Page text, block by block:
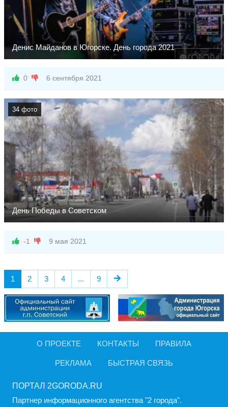
Денис Майданов в Югорске. День города 2021
0 6 сентября 2021
34 фото
День Победы в Советском
-1 9 мая 2021
1 2 3 4 ... 9
О ПРОЕКТЕ КОНТАКТЫ ПРАВИЛА
РЕКЛАМА БЫСТРАЯ СВЯЗЬ
ПОРТАЛ 2GORODA.RU
Партнер информационного агентства "2 города".